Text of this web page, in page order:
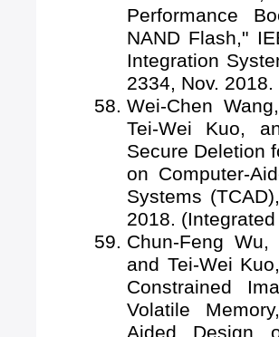
Performance
NAND Flash,"
Integration
2334, Nov. 2018.
Wei-Chen
Tei-Wei Kuo,
Secure Deletion
on Computer-
Systems
2018.
Chun-Feng
and Tei-Wei
Constrained
Volatile
Aided Design